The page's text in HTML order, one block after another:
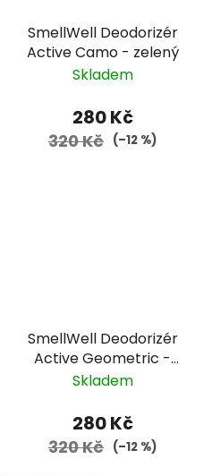
SmellWell Deodorizér
Active Camo - zelený
Skladem
280 Kč
320 Kč (–12 %)
SmellWell Deodorizér
Active Geometric -
oranžový
Skladem
280 Kč
320 Kč (–12 %)